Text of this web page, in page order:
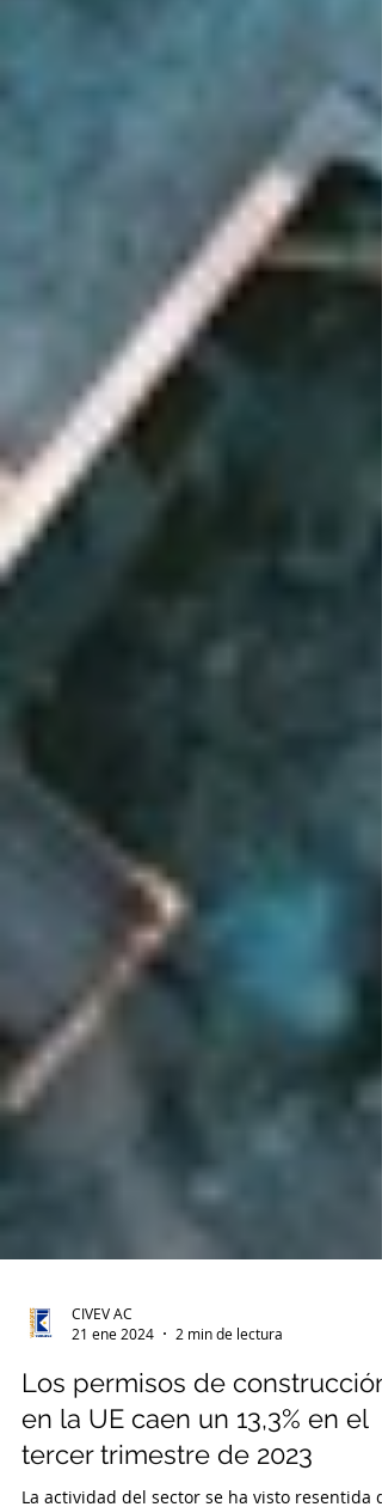
CIVEV AC
21 ene 2024
Los permisos de construcción
en la UE caen un 13,3% en el